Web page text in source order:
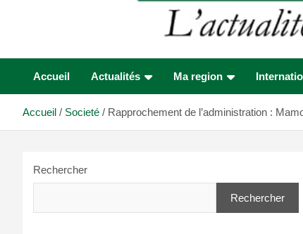
Accueil Actualités Ma region
Accueil Societé Rapprochement de l’administration :
Rechercher
Rechercher